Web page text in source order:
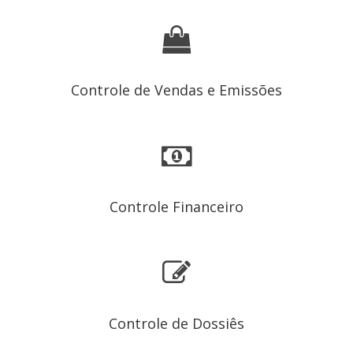
Controle de Vendas e Emissões
Controle Financeiro
Controle de Dossiês